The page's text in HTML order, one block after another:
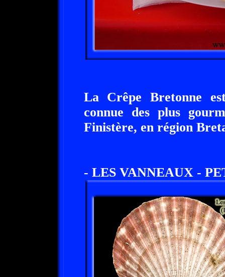
La Crêpe Bretonne
connue des plus
Finistère, en région
- LES VANNEAUX -